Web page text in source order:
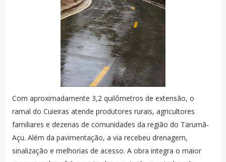
Com aproximadamente 3,2 quilômetros de extensão, o
ramal do Cuieiras atende produtores rurais, agricultores
familiares e dezenas de comunidades da região do Tarumã-
Açu. Além da pavimentação, a via recebeu drenagem,
sinalização e melhorias de acesso. A obra integra o maior